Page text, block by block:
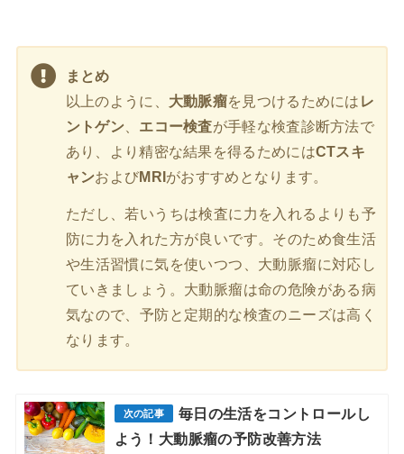
まとめ
以上のように、 大動脈瘤を見つけるためには レ
ントゲン、 エコー検査が手軽な検査診断方法で
あり、より精密な結果を得るためにはCTスキ
ャンおよびMRI がおすすめとなります。
ただし、若いうちは検査に力を入れるよりも予
防に力を入れた方が良いです。そのため食生活
や生活習慣に気を使いつつ、大動脈瘤に対応し
ていきましょう。大動脈瘤は命の危険がある病
気なので、予防と定期的な検査のニーズは高く
なります。
毎日の生活をコントロールし
よう！大動脈瘤の予防改善方法